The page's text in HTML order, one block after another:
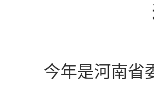
今年是河南省